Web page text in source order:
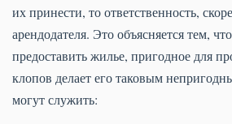
их принести, то ответственность,
арендодателя. Это объясняется тем,
предоставить жилье, пригодное для
клопов делает его таковым
могут служить: